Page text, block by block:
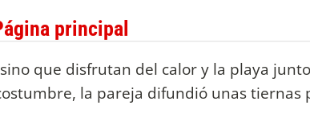
que disfrutan del calor y la playa
la pareja difundió unas tiernas